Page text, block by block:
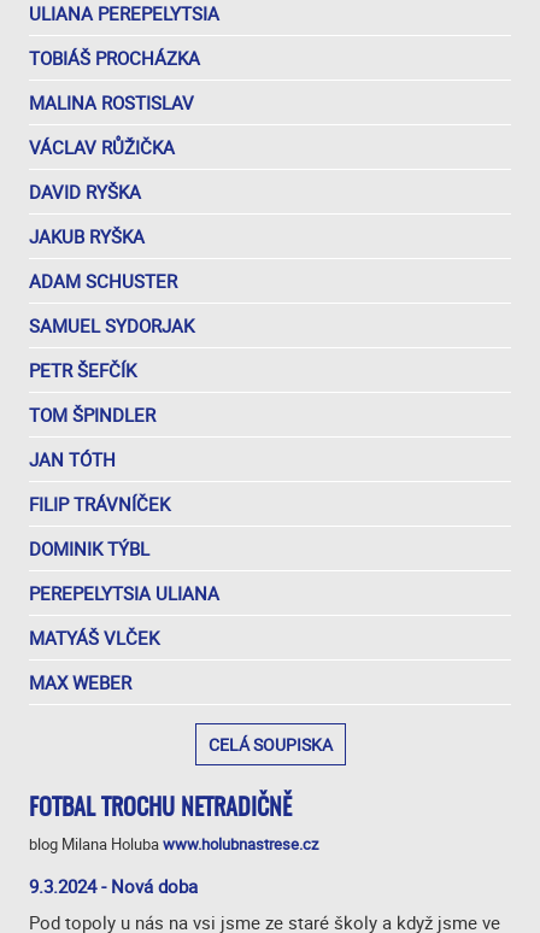
ULIANA PEREPELYTSIA
TOBIÁŠ PROCHÁZKA
MALINA ROSTISLAV
VÁCLAV RŮŽIČKA
DAVID RYŠKA
JAKUB RYŠKA
ADAM SCHUSTER
SAMUEL SYDORJAK
PETR ŠEFČÍK
TOM ŠPINDLER
JAN TÓTH
FILIP TRÁVNÍČEK
DOMINIK TÝBL
PEREPELYTSIA ULIANA
MATYÁŠ VLČEK
MAX WEBER
CELÁ SOUPISKA
FOTBAL TROCHU NETRADIČNĚ
blog Milana Holubawww.holubnastrese.cz
9.3.2024 - Nová doba
Pod topoly u nás na vsi jsme ze staré školy a když jsme ve